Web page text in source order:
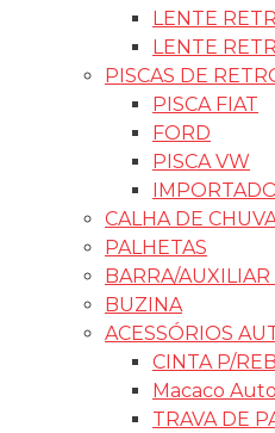
LENTE
LENTE
PISCAS DE
PISCA FIAT
FORD
PISCA VW
CALHA DE
PALHETAS
BARRA/AUXILIAR
BUZINA
ACESSÓRIOS
CINTA P/
Macaco
TRAVA DE